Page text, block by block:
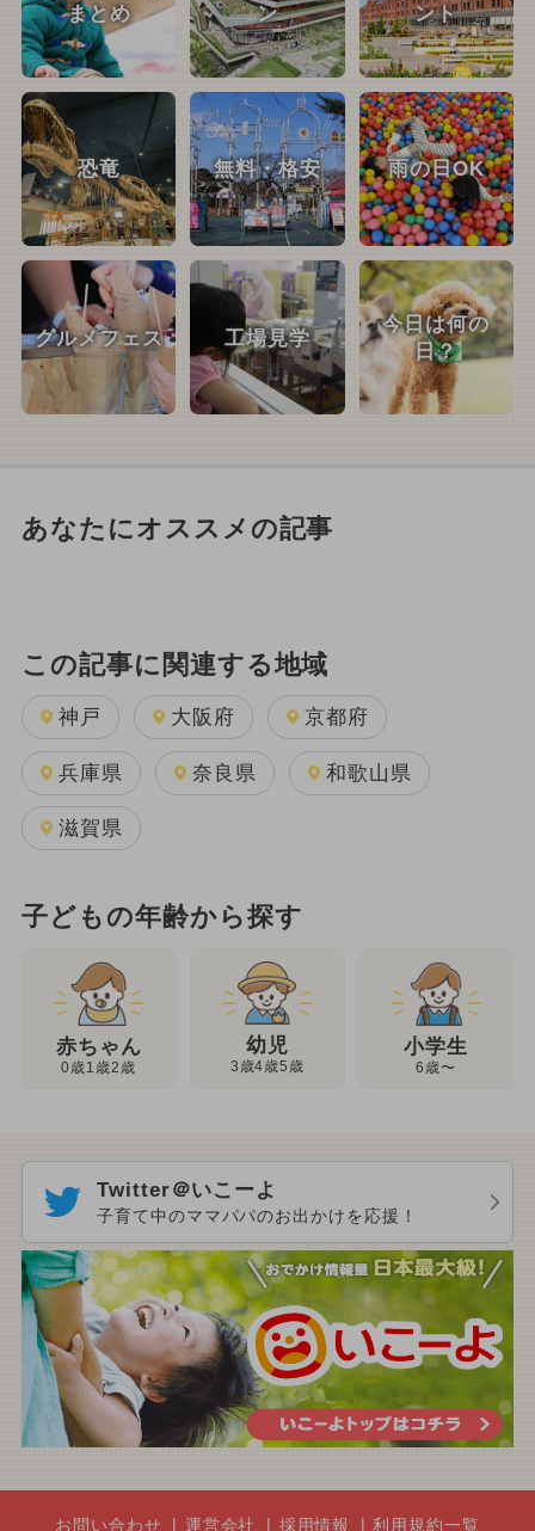
まとめ
ン
ント
恐竜 無料・格安 雨の日OK
グルメフェス 工場見学
今日は何の
日？
あなたにオススメの記事
この記事に関連する地域
神戸 大阪府 京都府
兵庫県 奈良県 和歌山県
滋賀県
子どもの年齢から探す
赤ちゃん
0歳1歳2歳
幼児
3歳4歳5歳
小学生
6歳〜
Twitter＠いこーよ
子育て中のママパパのお出かけを応援！
お問い合わせ 運営会社 採用情報 利用規約一覧